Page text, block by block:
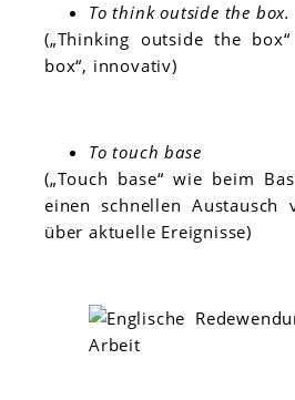
To think outside the box.
(„Thinking outside the
box“, innovativ)
To touch base
(„Touch base“ wie beim
einen schnellen Austausch
über aktuelle Ereignisse)